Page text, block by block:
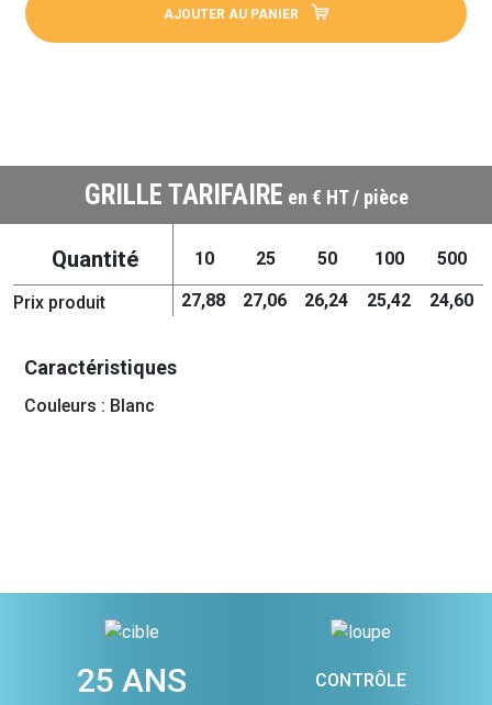
AJOUTER AU PANIER
GRILLE TARIFAIRE en € HT / pièce
Quantité 10 25 50 100 500
Prix produit 27,88 27,06 26,24 25,42 24,60
Caractéristiques
Couleurs : Blanc
25 ANS CONTRÔLE